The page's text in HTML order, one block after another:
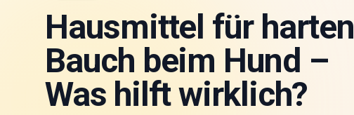
Hausmittel für harten
Bauch beim Hund –
Was hilft wirklich?